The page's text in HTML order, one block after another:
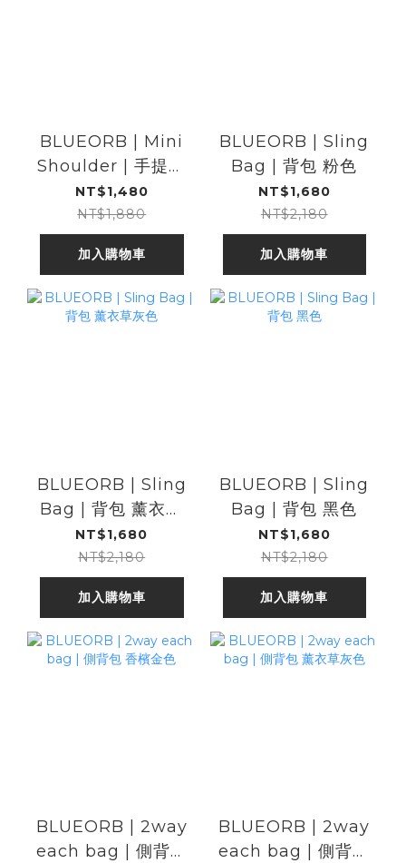
BLUEORB | Mini
Shoulder | 手提包
薄荷綠色
NT$1,480
NT$1,880
加入購物車
BLUEORB | Sling
Bag | 背包 粉色
NT$1,680
NT$2,180
加入購物車
BLUEORB | Sling
Bag | 背包 薰衣草
灰色
NT$1,680
NT$2,180
加入購物車
BLUEORB | Sling
Bag | 背包 黑色
NT$1,680
NT$2,180
加入購物車
BLUEORB | 2way
each bag | 側背包
BLUEORB | 2way
each bag | 側背包